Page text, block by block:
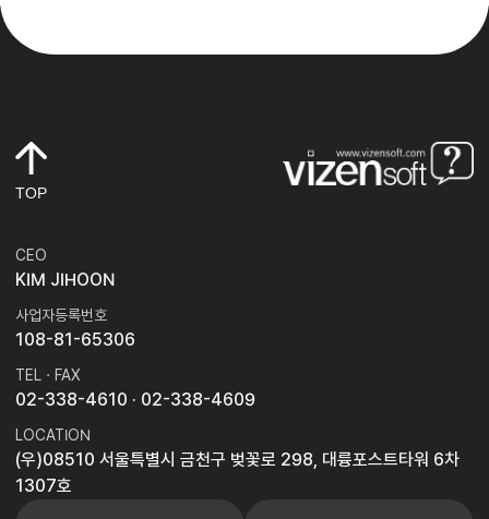
TOP
CEO
KIM JIHOON
사업자등록번호
108-81-65306
TEL · FAX
02-338-4610 · 02-338-4609
LOCATION
(우)08510 서울특별시 금천구 벚꽃로 298, 대륭포스트타워 6차
1307호